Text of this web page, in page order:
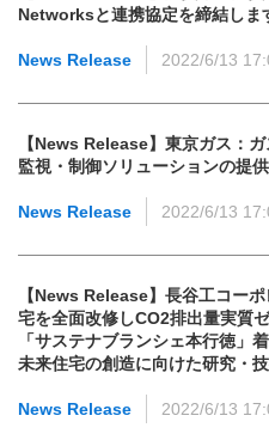
Networksと連携協定を締結しま
News Release 2022/6/13
【News Release】東京ガス：
監視・制御ソリューションの提供
News Release 2022/6/13
【News Release】長谷工コー
宅を全面改修しCO2排出量実質
「サステナブランシェ本行徳」
未来住宅の創造に向けた研究・
News Release 2022/6/13